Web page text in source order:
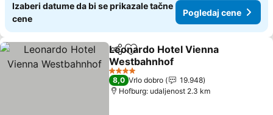
Izaberi datume da bi se prikazale tačne
cene
Pogledaj cene
Deli Dodati u favorite
Leonardo Hotel Vienna
Westbahnhof
4 Zvezdice
8,0 Vrlo dobro
19.948
Hofburg: udaljenost 2.3 km